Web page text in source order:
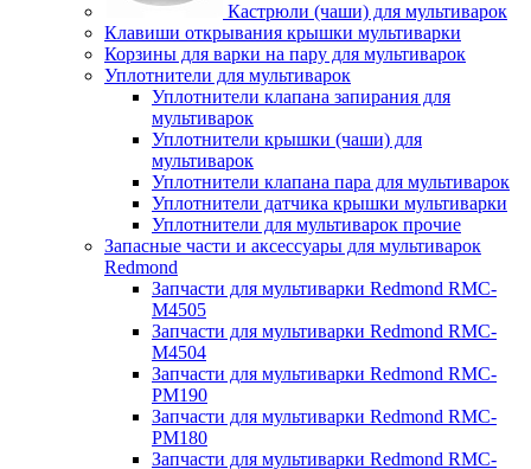
Кастрюли (чаши) для мультиварок
Клавиши открывания крышки мультиварки
Корзины для варки на пару для мультиварок
Уплотнители для мультиварок
Уплотнители клапана запирания для
мультиварок
Уплотнители крышки (чаши) для
мультиварок
Уплотнители клапана пара для мультиварок
Уплотнители датчика крышки мультиварки
Уплотнители для мультиварок прочие
Запасные части и аксессуары для мультиварок
Redmond
Запчасти для мультиварки Redmond RMC-
M4505
Запчасти для мультиварки Redmond RMC-
M4504
Запчасти для мультиварки Redmond RMC-
PM190
Запчасти для мультиварки Redmond RMC-
PM180
Запчасти для мультиварки Redmond RMC-